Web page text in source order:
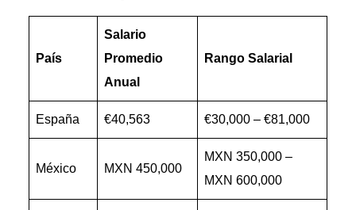
País
Salario
Promedio
Anual
Rango Salarial
España €40,563 €30,000 – €81,000
México MXN 450,000
MXN 350,000 –
MXN 600,000